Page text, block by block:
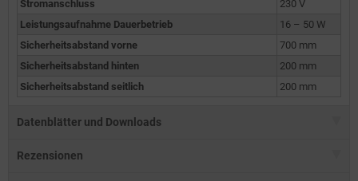
Stromanschluss
230 V
Leistungsaufnahme Dauerbetrieb
16 – 50 W
Sicherheitsabstand vorne
700 mm
Sicherheitsabstand hinten
200 mm
Sicherheitsabstand seitlich
200 mm
Datenblätter und Downloads
Rezensionen